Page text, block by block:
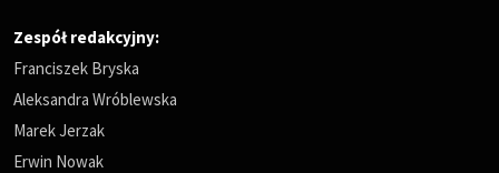
Zespół redakcyjny:
Franciszek Bryska
Aleksandra Wróblewska
Marek Jerzak
Erwin Nowak